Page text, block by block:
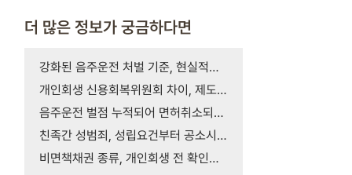
더 많은 정보가 궁금하다면
강화된 음주운전 처벌 기준, 현실적인 구속 가능성은
개인회생 신용회복위원회 차이, 제도별 특징과 선택 …
음주운전 벌점 누적되어 면허취소되면 구제받을 수 …
친족간 성범죄, 성립요건부터 공소시효까지 꼭 확인…
비면책채권 종류, 개인회생 전 확인할 사항